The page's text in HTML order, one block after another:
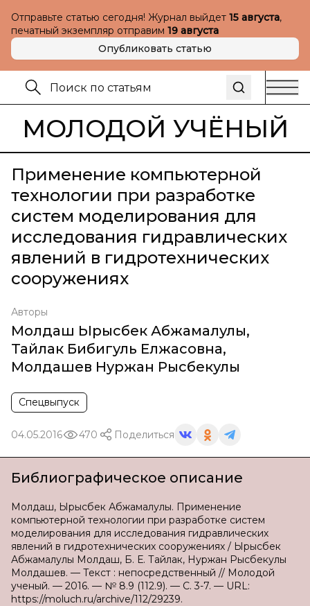
Отправьте статью сегодня! Журнал выйдет 15 августа,
печатный экземпляр отправим 19 августа
Опубликовать статью
МОЛОДОЙ УЧЁНЫЙ
Применение компьютерной
технологии при разработке
систем моделирования для
исследования гидравлических
явлений в гидротехнических
сооружениях
Авторы
Молдаш Ырысбек Абжамалулы,
Тайлак Бибигуль Елжасовна,
Молдашев Нуржан Рысбекулы
Спецвыпуск
04.05.2016 470 Поделиться
Библиографическое описание
Молдаш, Ырысбек Абжамалулы. Применение
компьютерной технологии при разработке систем
моделирования для исследования гидравлических
явлений в гидротехнических сооружениях / Ырысбек
Абжамалулы Молдаш, Б. Е. Тайлак, Нуржан Рысбекулы
Молдашев. — Текст : непосредственный // Молодой
ученый. — 2016. — № 8.9 (112.9). — С. 3-7. — URL:
https://moluch.ru/archive/112/29239.